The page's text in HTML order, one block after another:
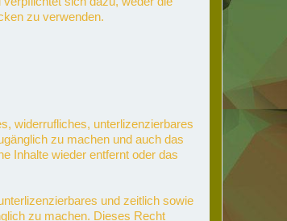
zu verwenden.
widerrufliches, unterlizenzierbares
zu machen und auch das
Inhalte wieder entfernt oder das
und zeitlich sowie
zu machen. Dieses Recht